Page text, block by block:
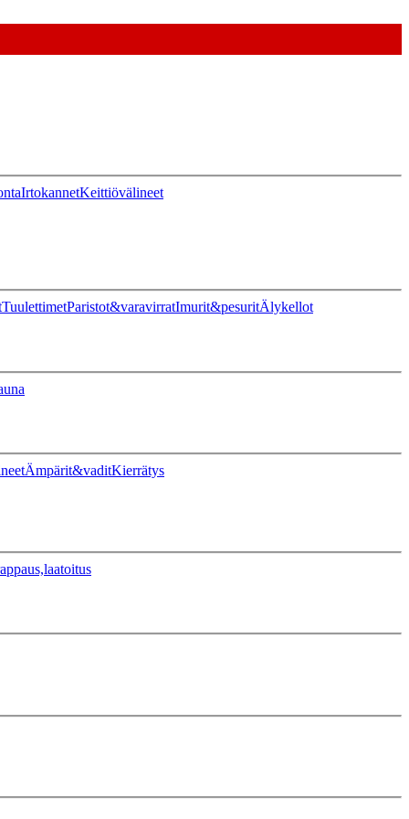
IrtokannetKeittiövälineet
TuulettimetParistot&varavirratImurit&pesuritÄlykellot
Ämpärit&vaditKierrätys